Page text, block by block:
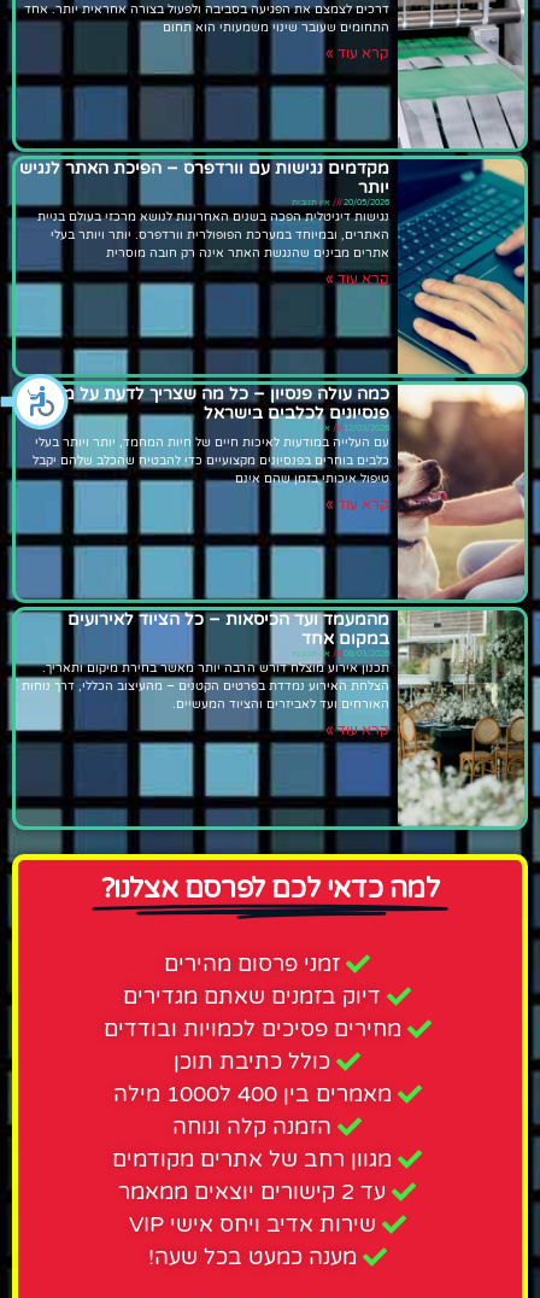
דרכים לצמצם את הפגיעה בסביבה ולפעול בצורה אחראית יותר. אחד
התחומים שעובר שינוי משמעותי הוא תחום
קרא עוד »
מקדמים נגישות עם וורדפרס – הפיכת האתר לנגיש
יותר
20/05/2026 אין תגובות
נגישות דיגיטלית הפכה בשנים האחרונות לנושא מרכזי בעולם בניית
האתרים, ובמיוחד במערכת הפופולרית וורדפרס. יותר ויותר בעלי
אתרים מבינים שהנגשת האתר אינה רק חובה מוסרית
קרא עוד »
כמה עולה פנסיון – כל מה שצריך לדעת על מחירי
פנסיונים לכלבים בישראל
12/03/2026 אין תגובות
עם העלייה במודעות לאיכות חיים של חיות המחמד, יותר ויותר בעלי
כלבים בוחרים בפנסיונים מקצועיים כדי להבטיח שהכלב שלהם יקבל
טיפול איכותי בזמן שהם אינם
קרא עוד »
מהמעמד ועד הכיסאות – כל הציוד לאירועים
במקום אחד
08/03/2026 אין תגובות
תכנון אירוע מוצלח דורש הרבה יותר מאשר בחירת מיקום ותאריך.
הצלחת האירוע נמדדת בפרטים הקטנים – מהעיצוב הכללי, דרך נוחות
האורחים ועד לאביזרים והציוד המעשיים.
קרא עוד »
למה כדאי לכם לפרסם אצלנו?
זמני פרסום מהירים
דיוק בזמנים שאתם מגדירים
מחירים פסיכים לכמויות ובודדים
כולל כתיבת תוכן
מאמרים בין 400 ל1000 מילה
הזמנה קלה ונוחה
מגוון רחב של אתרים מקודמים
עד 2 קישורים יוצאים ממאמר
שירות אדיב ויחס אישי VIP
מענה כמעט בכל שעה!